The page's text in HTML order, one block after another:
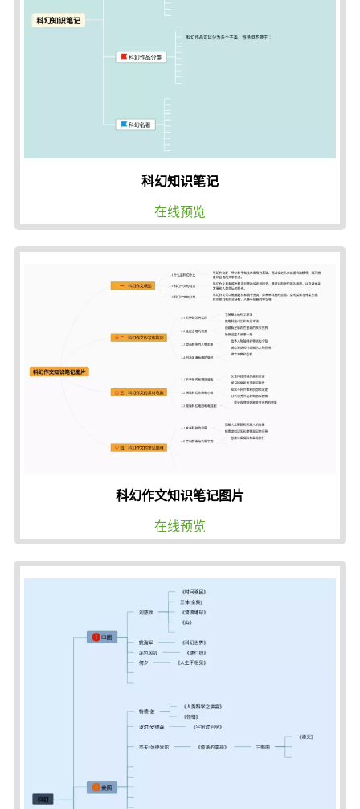
科幻知识笔记
在线预览
科幻作文知识笔记图片
在线预览